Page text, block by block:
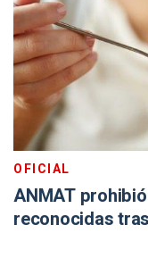
OFICIAL
ANMAT
reconocidas